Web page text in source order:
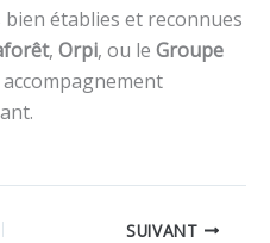
établies et reconnues
, Orpi, ou le Groupe
SUIVANT